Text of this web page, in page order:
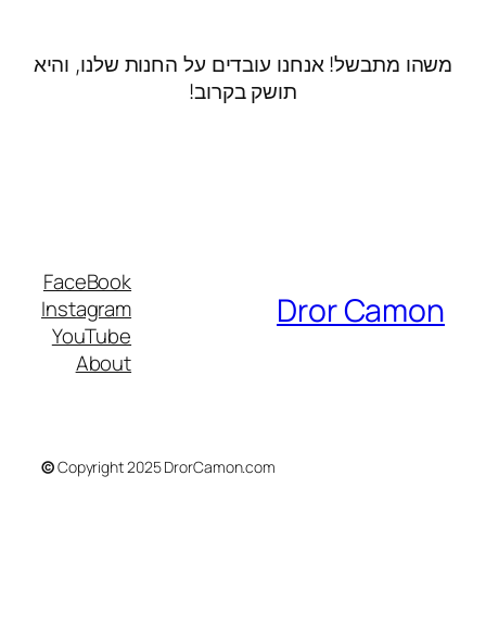
משהו מתבשל! אנחנו עובדים על החנות שלנו, והיא
תושק בקרוב!
Dror Camon
FaceBook
Instagram
YouTube
About
Copyright 2025 DrorCamon.com
©